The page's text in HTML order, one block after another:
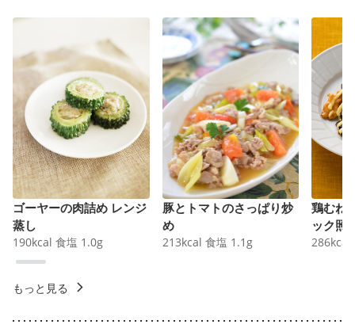
ゴーヤーの肉詰め レンジ
蒸し
190kcal 食塩 1.0g
豚とトマトのさっぱり炒
め
213kcal 食塩 1.1 g
鶏むね
ック照
286kcal
もっと見る